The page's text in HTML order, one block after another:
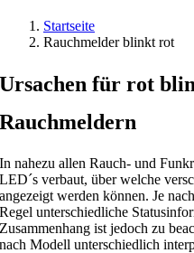
Startseite
Rauchmelder blinkt rot
Ursachen für rot
Rauchmeldern
In nahezu allen Rauch- und
LED´s verbaut, über welche
angezeigt werden können. Je
Regel unterschiedliche
Zusammenhang ist jedoch zu
nach Modell unterschiedlich